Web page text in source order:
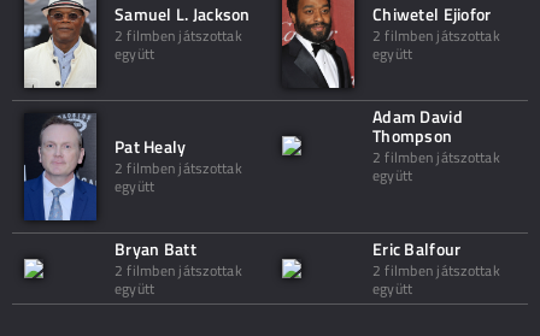
Samuel L. Jackson
2 filmben játszottak
együtt
Chiwetel Ejiofor
2 filmben játszottak
együtt
Pat Healy
2 filmben játszottak
együtt
Adam David
Thompson
2 filmben játszottak
együtt
Bryan Batt
2 filmben játszottak
együtt
Eric Balfour
2 filmben játszottak
együtt